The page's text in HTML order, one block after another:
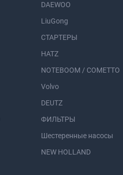
DAEWOO
LiuGong
СТАРТЕРЫ
HATZ
NOTEBOOM / COMETTO
Volvo
DEUTZ
ФИЛЬТРЫ
Шестеренные насосы
NEW HOLLAND